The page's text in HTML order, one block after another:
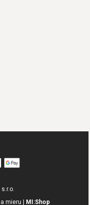
mieru |
MI:Shop